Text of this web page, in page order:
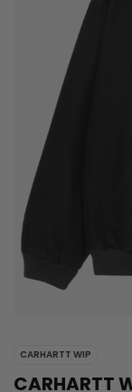
CARHARTT WIP
CARHARTT